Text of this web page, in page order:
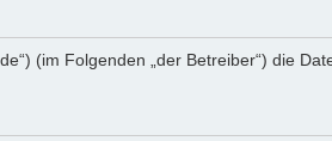
(im Folgenden „der Betreiber“) die